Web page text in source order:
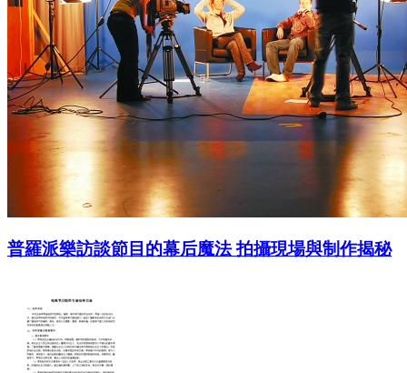
普羅派樂訪談節目的幕后魔法 拍攝現場與制作揭秘